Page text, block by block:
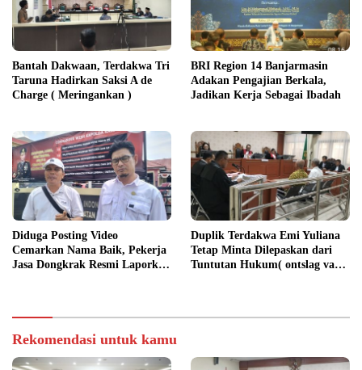
Bantah Dakwaan, Terdakwa Tri
Taruna Hadirkan Saksi A de
Charge ( Meringankan )
BRI Region 14 Banjarmasin
Adakan Pengajian Berkala,
Jadikan Kerja Sebagai Ibadah
Diduga Posting Video
Cemarkan Nama Baik, Pekerja
Jasa Dongkrak Resmi Laporkan
Duplik Terdakwa Emi Yuliana
Tetap Minta Dilepaskan dari
Tuntutan Hukum( ontslag van
Rekomendasi untuk kamu